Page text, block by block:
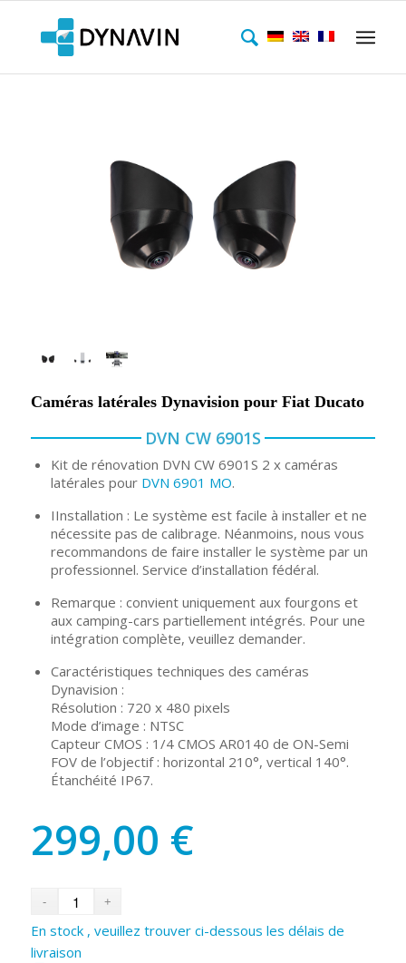
Caméras latérales Dynavision pour Fiat Ducato
DVN CW 6901S
Kit de rénovation DVN CW 6901S 2 x caméras
latérales pour DVN 6901 MO.
IInstallation : Le système est facile à installer et ne
nécessite pas de calibrage. Néanmoins, nous vous
recommandons de faire installer le système par un
professionnel. Service d’installation fédéral.
Remarque : convient uniquement aux fourgons et
aux camping-cars partiellement intégrés. Pour une
intégration complète, veuillez demander.
Caractéristiques techniques des caméras
Dynavision :
Résolution : 720 x 480 pixels
Mode d’image : NTSC
Capteur CMOS : 1/4 CMOS AR0140 de ON-Semi
FOV de l’objectif : horizontal 210°, vertical 140°.
Étanchéité IP67.
299,00 €
En stock , veuillez trouver ci-dessous les délais de
livraison